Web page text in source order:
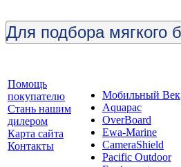
Помощь
покупателю
Стань нашим
дилером
Карта сайта
Контакты
Мобильный Век
Aquapac
OverBoard
Ewa-Marine
CameraShield
Pacific Outdoor